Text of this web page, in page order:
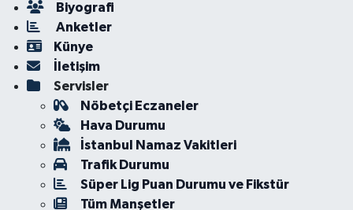
Biyografi
Anketler
Künye
İletişim
Servisler
Nöbetçi Eczaneler
Hava Durumu
İstanbul Namaz Vakitleri
Trafik Durumu
Süper Lig Puan Durumu ve Fikstür
Tüm Manşetler